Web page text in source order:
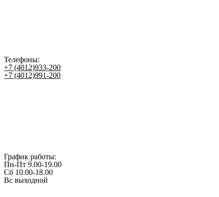
Телефоны:
+7 (4012)933-200
+7 (4012)991-200
График работы:
Пн-Пт 9.00-19.00
Сб 10.00-18.00
Вс выходной